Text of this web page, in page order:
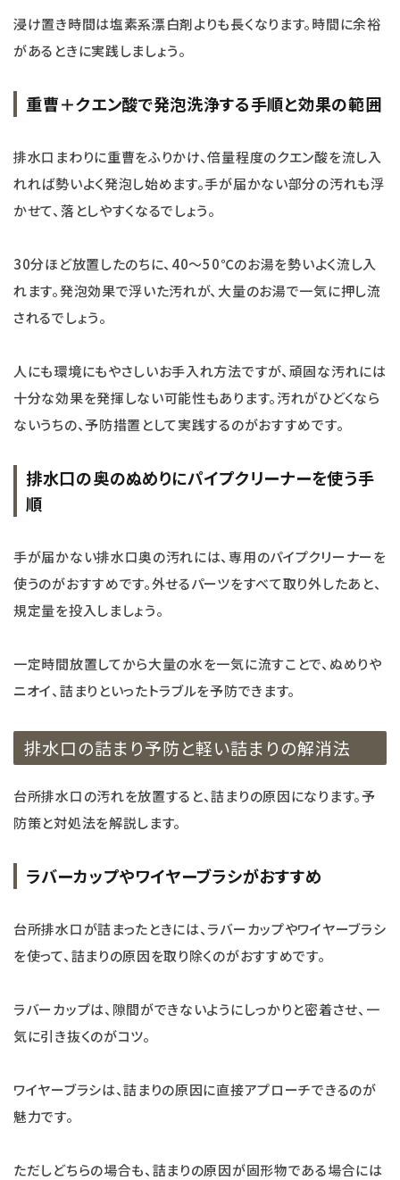
浸け置き時間は塩素系漂白剤よりも長くなります。時間に余裕
があるときに実践しましょう。
重曹＋クエン酸で発泡洗浄する手順と効果の範囲
排水口まわりに重曹をふりかけ、倍量程度のクエン酸を流し入
れれば勢いよく発泡し始めます。手が届かない部分の汚れも浮
かせて、落としやすくなるでしょう。
30分ほど放置したのちに、40～50℃のお湯を勢いよく流し入
れます。発泡効果で浮いた汚れが、大量のお湯で一気に押し流
されるでしょう。
人にも環境にもやさしいお手入れ方法ですが、頑固な汚れには
十分な効果を発揮しない可能性もあります。汚れがひどくなら
ないうちの、予防措置として実践するのがおすすめです。
排水口の奥のぬめりにパイプクリーナーを使う手
順
手が届かない排水口奥の汚れには、専用のパイプクリーナーを
使うのがおすすめです。外せるパーツをすべて取り外したあと、
規定量を投入しましょう。
一定時間放置してから大量の水を一気に流すことで、ぬめりや
ニオイ、詰まりといったトラブルを予防できます。
排水口の詰まり予防と軽い詰まりの解消法
台所排水口の汚れを放置すると、詰まりの原因になります。予
防策と対処法を解説します。
ラバーカップやワイヤーブラシがおすすめ
台所排水口が詰まったときには、ラバーカップやワイヤーブラシ
を使って、詰まりの原因を取り除くのがおすすめです。
ラバーカップは、隙間ができないようにしっかりと密着させ、一
気に引き抜くのがコツ。
ワイヤーブラシは、詰まりの原因に直接アプローチできるのが
魅力です。
ただしどちらの場合も、詰まりの原因が固形物である場合には